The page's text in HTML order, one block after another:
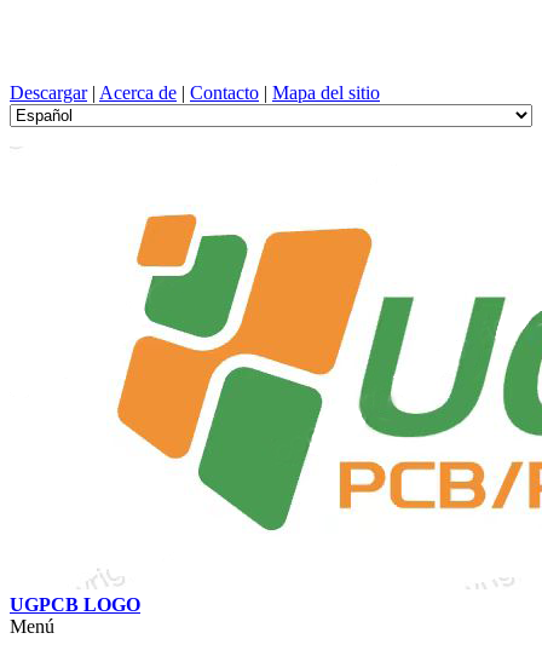
Descargar| Acerca de | Contacto | Mapa del sitio
UGPCB LOGO
Menú